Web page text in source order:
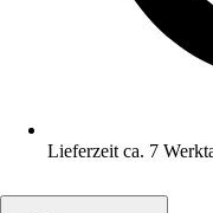
Lieferzeit ca. 7